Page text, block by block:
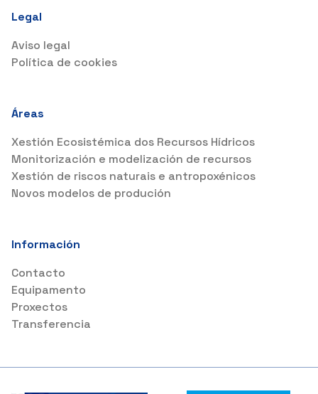
Legal
Aviso legal
Política de cookies
Áreas
Xestión Ecosistémica dos Recursos Hídricos
Monitorización e modelización de recursos
Xestión de riscos naturais e antropoxénicos
Novos modelos de produción
Información
Contacto
Equipamento
Proxectos
Transferencia